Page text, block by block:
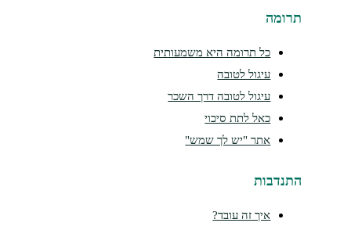
כל תרומה היא משמעותית
עיגול לטובה
עיגול לטובה דרך השכר
כאל לתת סיכוי
אתר "יש לך שמש"
איך זה עובד?